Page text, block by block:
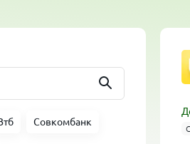
Втб Совкомбанк